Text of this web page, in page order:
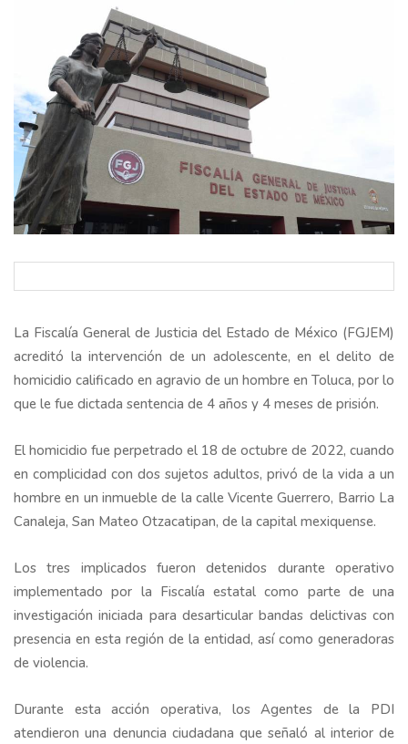
La Fiscalía General de Justicia del Estado de México (FGJEM)
acreditó la intervención de un adolescente, en el delito de
homicidio calificado en agravio de un hombre en Toluca, por lo
que le fue dictada sentencia de 4 años y 4 meses de prisión.
El homicidio fue perpetrado el 18 de octubre de 2022, cuando
en complicidad con dos sujetos adultos, privó de la vida a un
hombre en un inmueble de la calle Vicente Guerrero, Barrio La
Canaleja, San Mateo Otzacatipan, de la capital mexiquense.
Los tres implicados fueron detenidos durante operativo
implementado por la Fiscalía estatal como parte de una
investigación iniciada para desarticular bandas delictivas con
presencia en esta región de la entidad, así como generadoras
de violencia.
Durante esta acción operativa, los Agentes de la PDI
atendieron una denuncia ciudadana que señaló al interior de